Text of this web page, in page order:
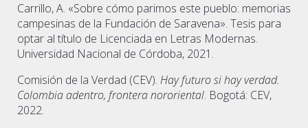
Carrillo, A. «Sobre cómo parimos este pueblo: memorias
campesinas de la Fundación de Saravena». Tesis para
optar al título de Licenciada en Letras Modernas.
Universidad Nacional de Córdoba, 2021.
Comisión de la Verdad (CEV). Hay futuro si hay verdad.
Colombia adentro, frontera nororiental. Bogotá: CEV,
2022.